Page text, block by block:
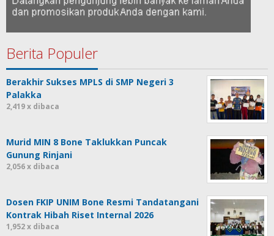
Berita Populer
Berakhir Sukses MPLS di SMP Negeri 3
Palakka
2,419 x dibaca
Murid MIN 8 Bone Taklukkan Puncak
Gunung Rinjani
2,056 x dibaca
Dosen FKIP UNIM Bone Resmi Tandatangani
Kontrak Hibah Riset Internal 2026
1,952 x dibaca